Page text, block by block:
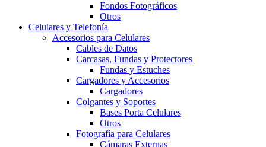
Fondos Fotográficos
Otros
Celulares y Telefonía
Accesorios para Celulares
Cables de Datos
Carcasas, Fundas y Protectores
Fundas y Estuches
Cargadores y Accesorios
Cargadores
Colgantes y Soportes
Bases Porta Celulares
Otros
Fotografía para Celulares
Cámaras Externas